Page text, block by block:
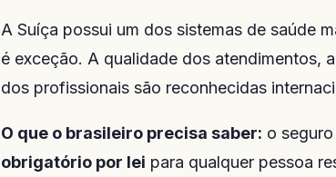
A Suíça possui um dos sistemas de saúde
é exceção. A qualidade dos atendimentos,
dos profissionais são reconhecidas
O que o brasileiro precisa saber: o
obrigatório por lei para qualquer pessoa